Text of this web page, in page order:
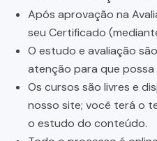
Após aprovação na
seu Certificado
O estudo e avaliação
atenção para que
Os cursos são livres e
nosso site; você terá o
o estudo do conteúdo.